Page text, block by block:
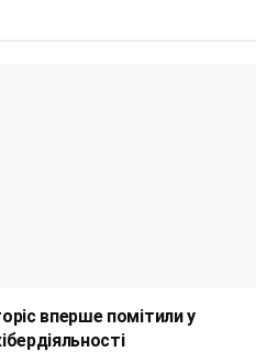
вперше помітили у